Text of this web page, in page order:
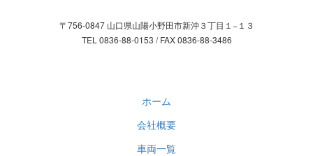
〒756-0847 山口県山陽小野田市新沖３丁目１−１３
TEL 0836-88-0153 / FAX 0836-88-3486
ホーム
会社概要
車両一覧